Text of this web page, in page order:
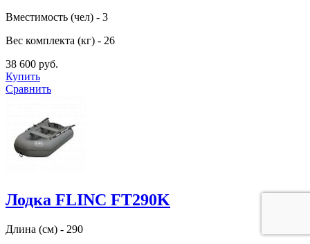
Вместимость (чел) - 3
Вес комплекта (кг) - 26
38 600 руб.
Купить
Сравнить
Лодка FLINC FT290K
Длина (см) - 290